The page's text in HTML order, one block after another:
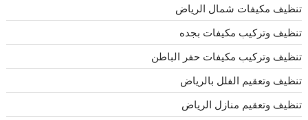
تنظيف مكيفات شمال الرياض
تنظيف وتركيب مكيفات بجده
تنظيف وتركيب مكيفات حفر الباطن
تنظيف وتعقيم الفلل بالرياض
تنظيف وتعقيم منازل الرياض